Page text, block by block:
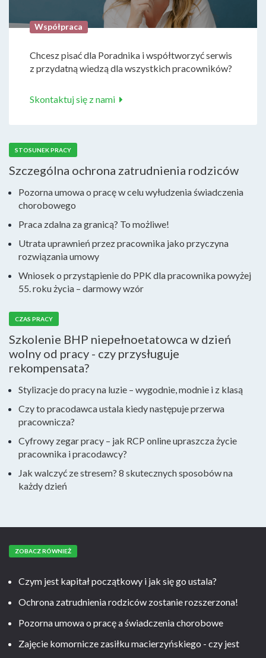
Współpraca
Chcesz pisać dla Poradnika i współtworzyć serwis
z przydatną wiedzą dla wszystkich pracowników?
Skontaktuj się z nami
STOSUNEK PRACY
Szczególna ochrona zatrudnienia rodziców
Pozorna umowa o pracę w celu wyłudzenia świadczenia
chorobowego
Praca zdalna za granicą? To możliwe!
Utrata uprawnień przez pracownika jako przyczyna
rozwiązania umowy
Wniosek o przystąpienie do PPK dla pracownika powyżej
55. roku życia – darmowy wzór
CZAS PRACY
Szkolenie BHP niepełnoetatowca w dzień
wolny od pracy - czy przysługuje
rekompensata?
Stylizacje do pracy na luzie – wygodnie, modnie i z klasą
Czy to pracodawca ustala kiedy następuje przerwa
pracownicza?
Cyfrowy zegar pracy – jak RCP online upraszcza życie
pracownika i pracodawcy?
Jak walczyć ze stresem? 8 skutecznych sposobów na
każdy dzień
ZOBACZ RÓWNIEŻ
Czym jest kapitał początkowy i jak się go ustala?
Ochrona zatrudnienia rodziców zostanie rozszerzona!
Pozorna umowa o pracę a świadczenia chorobowe
Zajęcie komornicze zasiłku macierzyńskiego - czy jest